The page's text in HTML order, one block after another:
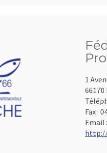
1
66170
Fax :
Email :
http://